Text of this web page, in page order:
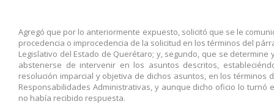
Agregó que por lo anteriormente expuesto, solicitó que se le
procedencia o improcedencia de la solicitud en los términos del
Legislativo del Estado de Querétaro; y, segundo, que se
abstenerse de intervenir en los asuntos descritos,
resolución imparcial y objetiva de dichos asuntos, en los
Responsabilidades Administrativas, y aunque dicho oficio lo
no había recibido respuesta.